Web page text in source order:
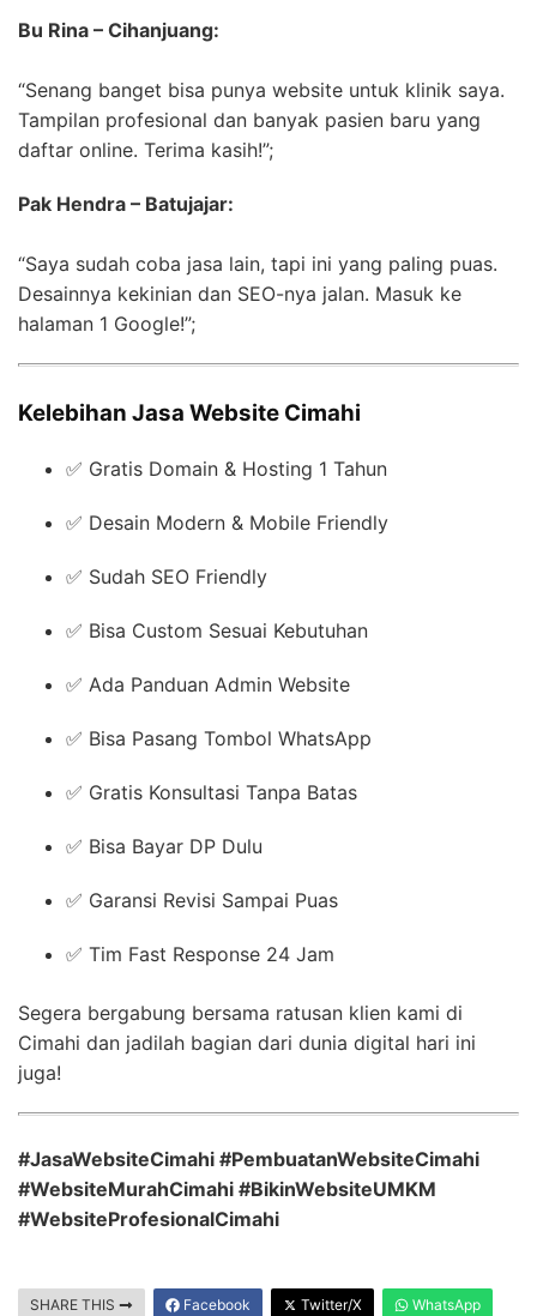
Bu Rina – Cihanjuang:
“Senang banget bisa punya website untuk klinik saya.
Tampilan profesional dan banyak pasien baru yang
daftar online. Terima kasih!”;
Pak Hendra – Batujajar:
“Saya sudah coba jasa lain, tapi ini yang paling puas.
Desainnya kekinian dan SEO-nya jalan. Masuk ke
halaman 1 Google!”;
Kelebihan Jasa Website Cimahi
✅ Gratis Domain & Hosting 1 Tahun
✅ Desain Modern & Mobile Friendly
✅ Sudah SEO Friendly
✅ Bisa Custom Sesuai Kebutuhan
✅ Ada Panduan Admin Website
✅ Bisa Pasang Tombol WhatsApp
✅ Gratis Konsultasi Tanpa Batas
✅ Bisa Bayar DP Dulu
✅ Garansi Revisi Sampai Puas
✅ Tim Fast Response 24 Jam
Segera bergabung bersama ratusan klien kami di
Cimahi dan jadilah bagian dari dunia digital hari ini
juga!
#JasaWebsiteCimahi #PembuatanWebsiteCimahi
#WebsiteMurahCimahi #BikinWebsiteUMKM
#WebsiteProfesionalCimahi
SHARE THIS Facebook Twitter/X WhatsApp